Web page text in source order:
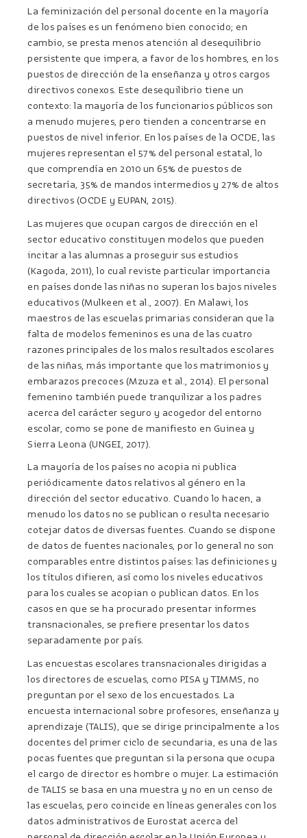
La feminización del personal docente en la mayoría
de los países es un fenómeno bien conocido; en
cambio, se presta menos atención al desequilibrio
persistente que impera, a favor de los hombres, en los
puestos de dirección de la enseñanza y otros cargos
directivos conexos. Este desequilibrio tiene un
contexto: la mayoría de los funcionarios públicos son
a menudo mujeres, pero tienden a concentrarse en
puestos de nivel inferior. En los países de la OCDE, las
mujeres representan el 57% del personal estatal, lo
que comprendía en 2010 un 65% de puestos de
secretaría, 35% de mandos intermedios y 27% de altos
directivos (OCDE y EUPAN, 2015).
Las mujeres que ocupan cargos de dirección en el
sector educativo constituyen modelos que pueden
incitar a las alumnas a proseguir sus estudios
(Kagoda, 2011), lo cual reviste particular importancia
en países donde las niñas no superan los bajos niveles
educativos (Mulkeen et al., 2007). En Malawi, los
maestros de las escuelas primarias consideran que la
falta de modelos femeninos es una de las cuatro
razones principales de los malos resultados escolares
de las niñas, más importante que los matrimonios y
embarazos precoces (Mzuza et al., 2014). El personal
femenino también puede tranquilizar a los padres
acerca del carácter seguro y acogedor del entorno
escolar, como se pone de manifiesto en Guinea y
Sierra Leona (UNGEI, 2017).
La mayoría de los países no acopia ni publica
periódicamente datos relativos al género en la
dirección del sector educativo. Cuando lo hacen, a
menudo los datos no se publican o resulta necesario
cotejar datos de diversas fuentes. Cuando se dispone
de datos de fuentes nacionales, por lo general no son
comparables entre distintos países: las definiciones y
los títulos difieren, así como los niveles educativos
para los cuales se acopian o publican datos. En los
casos en que se ha procurado presentar informes
transnacionales, se prefiere presentar los datos
separadamente por país.
Las encuestas escolares transnacionales dirigidas a
los directores de escuelas, como PISA y TIMMS, no
preguntan por el sexo de los encuestados. La
encuesta internacional sobre profesores, enseñanza y
aprendizaje (TALIS), que se dirige principalmente a los
docentes del primer ciclo de secundaria, es una de las
pocas fuentes que preguntan si la persona que ocupa
el cargo de director es hombre o mujer. La estimación
de TALIS se basa en una muestra y no en un censo de
las escuelas, pero coincide en líneas generales con los
datos administrativos de Eurostat acerca del